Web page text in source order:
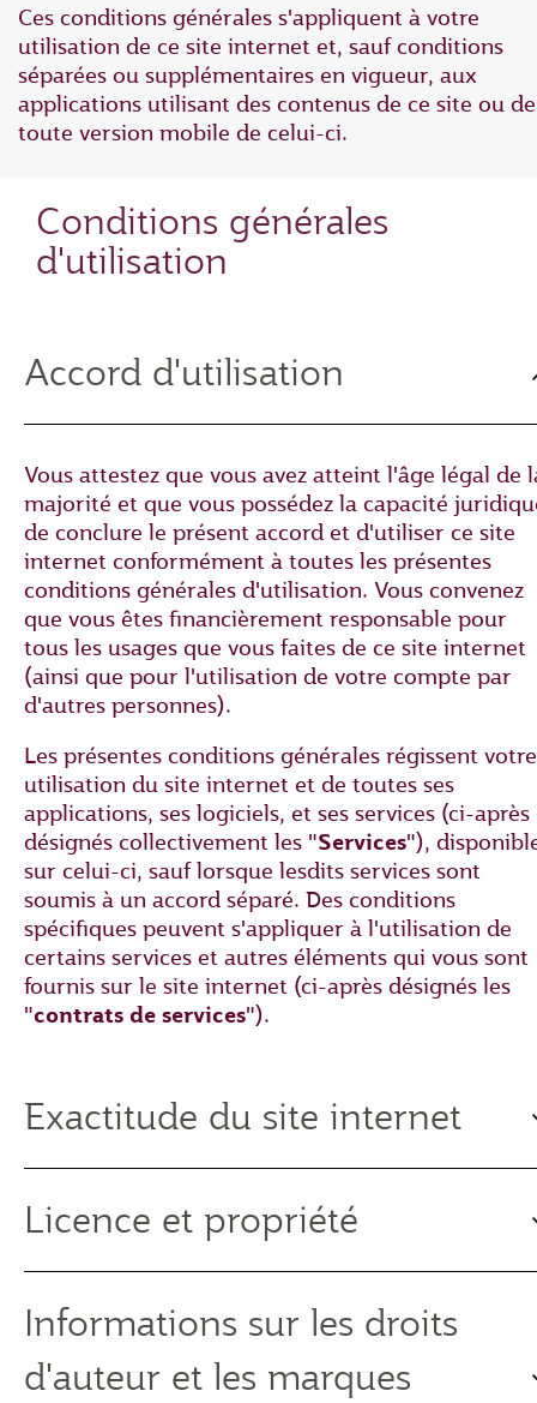
Ces conditions générales s'appliquent à votre
utilisation de ce site internet et, sauf conditions
séparées ou supplémentaires en vigueur, aux
applications utilisant des contenus de ce site ou de
toute version mobile de celui-ci.
Conditions générales
d'utilisation
Accord d'utilisation
Vous attestez que vous avez atteint l'âge légal de
majorité et que vous possédez la capacité
de conclure le présent accord et d'utiliser ce site
internet conformément à toutes les présentes
conditions générales d'utilisation. Vous convenez
que vous êtes financièrement responsable pour
tous les usages que vous faites de ce site internet
(ainsi que pour l'utilisation de votre compte par
d'autres personnes).
Les présentes conditions générales régissent votre
utilisation du site internet et de toutes ses
applications, ses logiciels, et ses services (ci-après
désignés collectivement les "Services"),
sur celui-ci, sauf lorsque lesdits services sont
soumis à un accord séparé. Des conditions
spécifiques peuvent s'appliquer à l'utilisation de
certains services et autres éléments qui vous sont
fournis sur le site internet (ci-après désignés les
"contrats de services").
Exactitude du site internet
Licence et propriété
Informations sur les droits
d'auteur et les marques